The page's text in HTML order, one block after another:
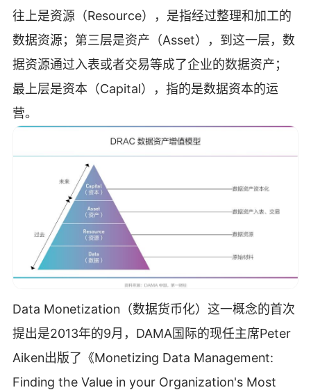
往上是资源（Resource），是指经过整理和加工的
数据资源；第三层是资产（Asset），到这一层，数
据资源通过入表或者交易等成了企业的数据资产；
最上层是资本（Capital），指的是数据资本的运
营。
Data Monetization（数据货币化）这一概念的首次
提出是2013年的9月，DAMA国际的现任主席Peter
Aiken出版了《Monetizing Data Management:
Finding the Value in your Organization's Most